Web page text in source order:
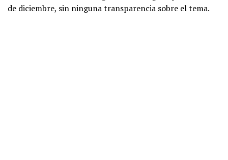
de diciembre, sin ninguna transparencia sobre el tema.